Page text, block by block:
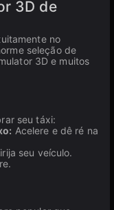
3D de
no
seleção de
3D e muitos
seu táxi:
Acelere e dê ré na
seu veículo.